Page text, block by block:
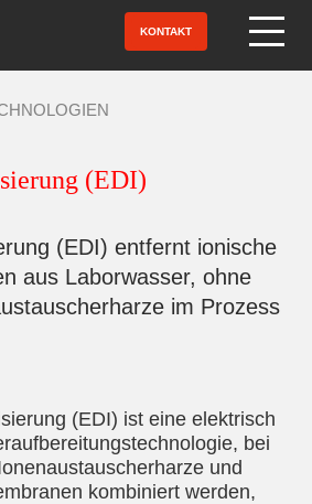
KONTAKT
(EDI)
(EDI) entfernt ionische
aus Laborwasser, ohne
im Prozess
(EDI) ist eine elektrisch
bei
und
kombiniert werden,